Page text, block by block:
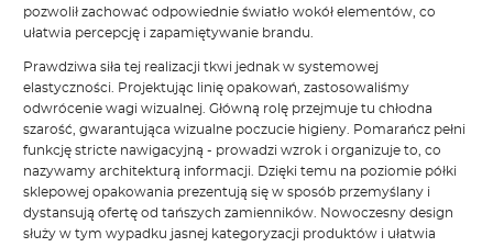
pozwolił zachować odpowiednie światło wokół elementów, co
ułatwia percepcję i zapamiętywanie brandu.
Prawdziwa siła tej realizacji tkwi jednak w systemowej
elastyczności. Projektując linię opakowań, zastosowaliśmy
odwrócenie wagi wizualnej. Główną rolę przejmuje tu chłodna
szarość, gwarantująca wizualne poczucie higieny. Pomarańcz pełni
funkcję stricte nawigacyjną - prowadzi wzrok i organizuje to, co
nazywamy architekturą informacji. Dzięki temu na poziomie półki
sklepowej opakowania prezentują się w sposób przemyślany i
dystansują ofertę od tańszych zamienników. Nowoczesny design
służy w tym wypadku jasnej kategoryzacji produktów i ułatwia